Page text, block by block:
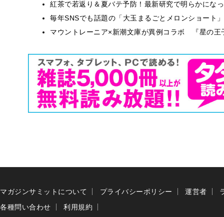
紅茶で若返り＆夏バテ予防！最新研究で明らかにな
毎年SNSでも話題の「大玉まるごとメロンショート
マウントレーニア×新潮文庫が異例コラボ 『星の
マガジンサミットについて プライバシーポリシー 運営者
各種問い合わせ
利用規約